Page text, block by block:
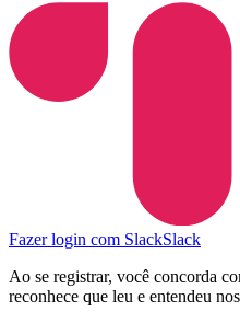
Fazer login com SlackSlack
Ao se registrar, você concorda
reconhece que leu e entendeu